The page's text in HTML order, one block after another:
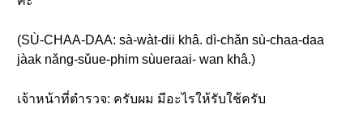
(SÙ-CHAA-DAA: sà-wàt-dii khâ. dì-chǎn sù-chaa-daa
jàak nǎng-sǔue-phim sùueraai- wan khâ.)
เจ้าหน้าที่ตำรวจ: ครับผม มีอะไรให้รับใช้ครับ